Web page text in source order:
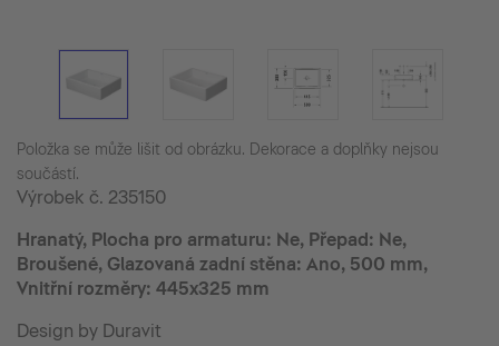
Položka se může lišit od obrázku. Dekorace a doplňky nejsou
součástí.
Výrobek č. 235150
Hranatý, Plocha pro armaturu: Ne, Přepad: Ne,
Broušené, Glazovaná zadní stěna: Ano, 500 mm,
Vnitřní rozměry: 445x325 mm
Design by Duravit